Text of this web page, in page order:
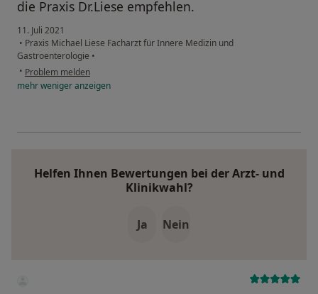
die Praxis Dr.Liese empfehlen.
11. Juli 2021
• Praxis Michael Liese Facharzt für Innere Medizin und
Gastroenterologie •
• Problem melden
mehrwenigeranzeigen
Helfen Ihnen Bewertungen bei der Arzt- und
Klinikwahl?
Ja Nein